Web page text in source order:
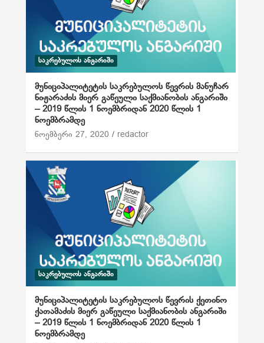
ᲡᲐᲙᲠᲔᲑᲣᲚᲝᲡ ᲐᲜᲒᲐᲠᲘᲨᲘ
მუნიციპალიტეტის საკრებულოს წევრის მანუჩარ
ნიჟარაძის მიერ გაწეული საქმიანობის ანგარიში
– 2019 წლის 1 ნოემბრიდან 2020 წლის 1
ნოემბრამდე
ნოემბერი 27, 2020 redactor
ᲡᲐᲙᲠᲔᲑᲣᲚᲝᲡ ᲐᲜᲒᲐᲠᲘᲨᲘ
მუნიციპალიტეტის საკრებულოს წევრის ქეთინო
ქათამაძის მიერ გაწეული საქმიანობის ანგარიში
– 2019 წლის 1 ნოემბრიდან 2020 წლის 1
ნოემბრამდე